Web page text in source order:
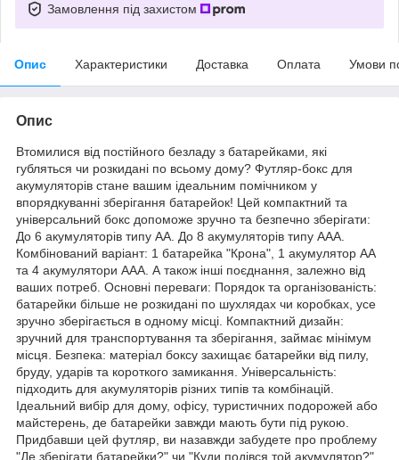
Замовлення під захистом
Опис Характеристики Доставка Оплата Умови
Опис
Втомилися від постійного безладу з батарейками, які
губляться чи розкидані по всьому дому? Футляр-бокс для
акумуляторів стане вашим ідеальним помічником у
впорядкуванні зберігання батарейок! Цей компактний та
універсальний бокс допоможе зручно та безпечно зберігати:
До 6 акумуляторів типу АА. До 8 акумуляторів типу ААА.
Комбінований варіант: 1 батарейка "Крона", 1 акумулятор АА
та 4 акумулятори ААА. А також інші поєднання, залежно від
ваших потреб. Основні переваги: Порядок та організованість:
батарейки більше не розкидані по шухлядах чи коробках, усе
зручно зберігається в одному місці. Компактний дизайн:
зручний для транспортування та зберігання, займає мінімум
місця. Безпека: матеріал боксу захищає батарейки від пилу,
бруду, ударів та короткого замикання. Універсальність:
підходить для акумуляторів різних типів та комбінацій.
Ідеальний вибір для дому, офісу, туристичних подорожей або
майстерень, де батарейки завжди мають бути під рукою.
Придбавши цей футляр, ви назавжди забудете про проблему
"Де зберігати батарейки?" чи "Куди подівся той акумулятор?".